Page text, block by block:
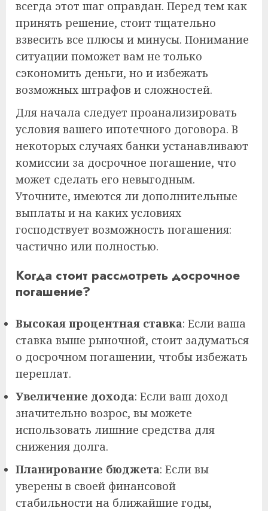
всегда этот шаг оправдан. Перед тем как
принять решение, стоит тщательно
взвесить все плюсы и минусы. Понимание
ситуации поможет вам не только
сэкономить деньги, но и избежать
возможных штрафов и сложностей.
Для начала следует проанализировать
условия вашего ипотечного договора. В
некоторых случаях банки устанавливают
комиссии за досрочное погашение, что
может сделать его невыгодным.
Уточните, имеются ли дополнительные
выплаты и на каких условиях
господствует возможность погашения:
частично или полностью.
Когда стоит рассмотреть досрочное
погашение?
Высокая процентная ставка: Если ваша
ставка выше рыночной, стоит задуматься
о досрочном погашении, чтобы избежать
переплат.
Увеличение дохода: Если ваш доход
значительно возрос, вы можете
использовать лишние средства для
снижения долга.
Планирование бюджета: Если вы
уверены в своей финансовой
стабильности на ближайшие годы,